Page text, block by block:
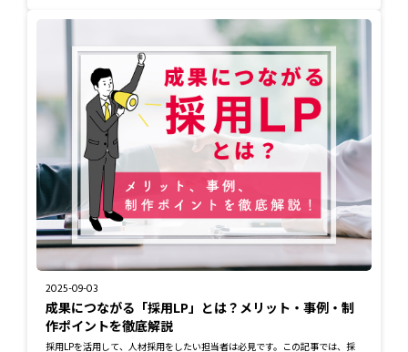
2025-09-03
成果につながる「採用LP」とは？メリット・事例・制
作ポイントを徹底解説
採用LPを活用して、人材採用をしたい担当者は必見です。この記事では、採